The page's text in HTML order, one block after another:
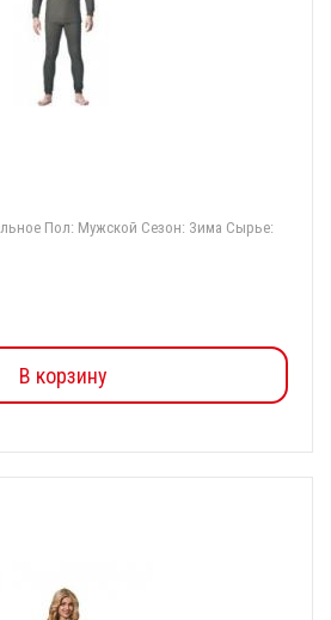
Пол: Мужской Сезон: Зима Сырье:
В корзину